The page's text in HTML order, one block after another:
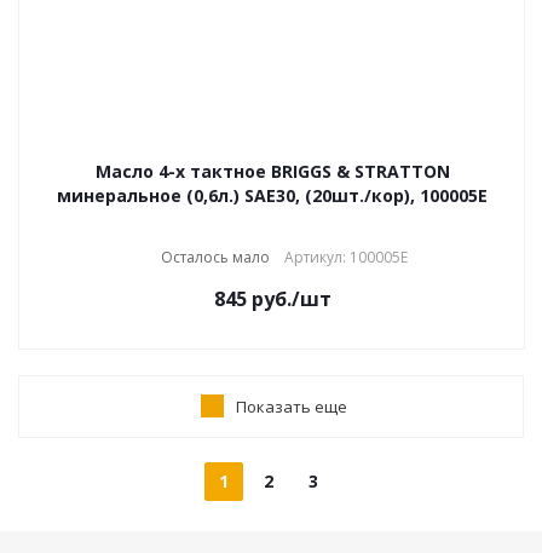
Масло 4-х тактное BRIGGS & STRATTON
минеральное (0,6л.) SAE30, (20шт./кор), 100005E
Осталось мало Артикул: 100005E
845руб./шт
Показать еще
1 2 3